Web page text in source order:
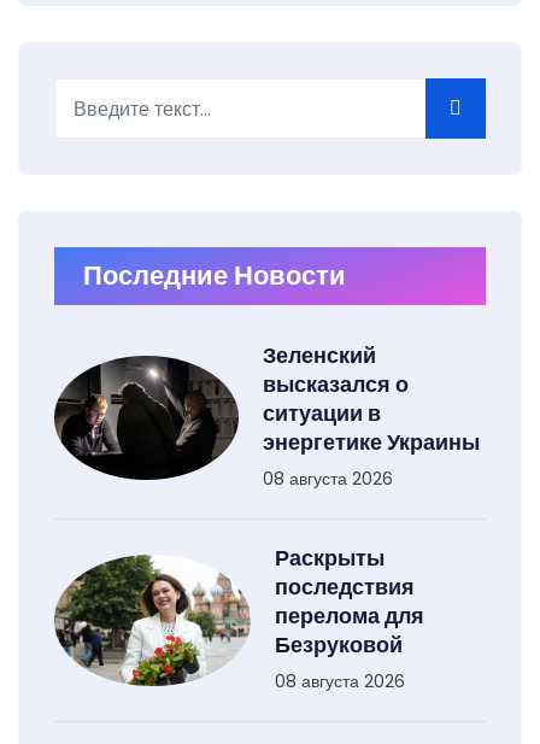
Последние Новости
Зеленский
высказался о
ситуации в
энергетике Украины
08 августа 2026
Раскрыты
последствия
перелома для
Безруковой
08 августа 2026